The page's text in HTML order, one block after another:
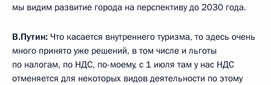
мы видим развитие города на перспективу до 2030 года.
В.Путин: Что касается внутреннего туризма, то здесь очень
много принято уже решений, в том числе и льготы
по налогам, по НДС, по-моему, с 1 июля там у нас НДС
отменяется для некоторых видов деятельности по этому